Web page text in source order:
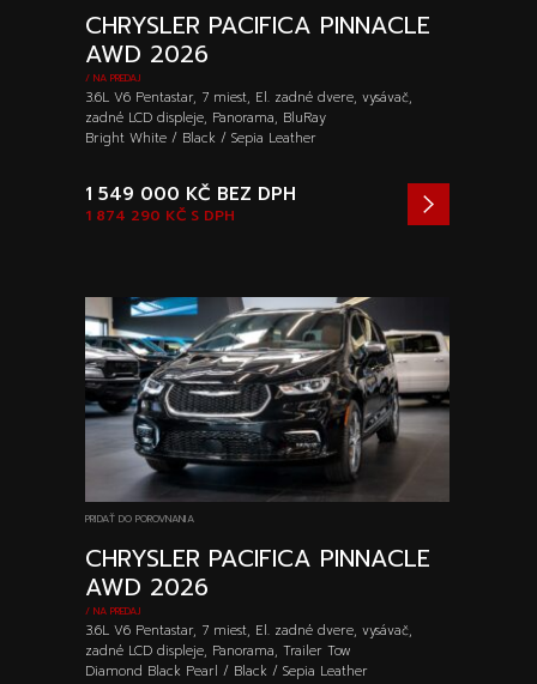
CHRYSLER PACIFICA PINNACLE
AWD 2026
/ NA PREDAJ
3.6L V6 Pentastar, 7 miest, El. zadné dvere, vysávač,
zadné LCD displeje, Panorama, BluRay
Bright White / Black / Sepia Leather
1 874 290 KČ S DPH
1 549 000 KČ BEZ DPH
PRIDAŤ DO POROVNANIA
CHRYSLER PACIFICA PINNACLE
AWD 2026
/ NA PREDAJ
3.6L V6 Pentastar, 7 miest, El. zadné dvere, vysávač,
zadné LCD displeje, Panorama, Trailer Tow
Diamond Black Pearl / Black / Sepia Leather